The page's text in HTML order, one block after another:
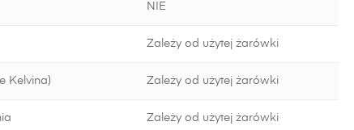
NIE
Zależy od użytej żarówki
Kelvina) Zależy od użytej żarówki
Zależy od użytej żarówki